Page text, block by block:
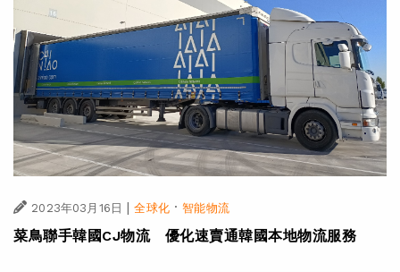
2023年03月16日 全球化·智能物流
菜鳥聯手韓國CJ物流 優化速賣通韓國本地物流服務